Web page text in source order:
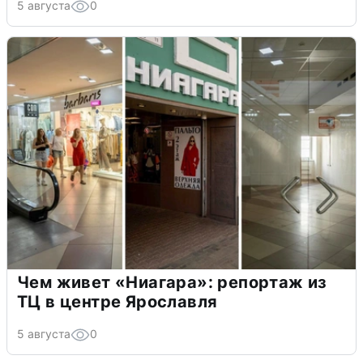
5 августа 0
Чем живет «Ниагара»: репортаж из
ТЦ в центре Ярославля
5 августа 0